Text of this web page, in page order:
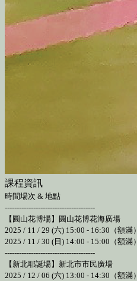
課程資訊
時間場次 & 地點
--------------------------------------
【圓山花博場】圓山花博花海廣場
2025 / 11 / 29 (六) 15:00 - 16:30（額滿）
2025 / 11 / 30 (日) 14:00 - 15:00（額滿）
--------------------------------------
【新北耶誕場】新北市市民廣場
2025 / 12 / 06 (六) 13:00 - 14:30（額滿）